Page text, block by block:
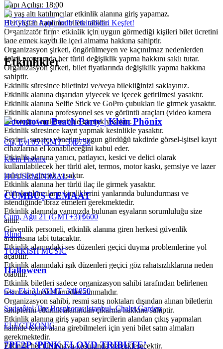
Kapı Açılışı: 18:00
16 yaş altı katılımcılar etkinlik alanına giriş yapamaz.
Her yaştan katılımcı bilete tabidir.
Organizatör firma etkinlik için uygun görmediği kişileri bilet ücretini
iade etmek kaydı ile içeri almama hakkına sahiptir.
Organizasyon şirketi, öngörülmeyen ve kaçınılmaz nedenlerden
ötürü programda her türlü değişiklik yapma hakkını saklı tutar.
Organizasyon şirketi, bilet fiyatlarında değişiklik yapma hakkına
sahiptir.
Etkinlik süresince biletinizi ve/veya bilekliğinizi saklayınız.
Etkinlik alanına dışarıdan yiyecek ve içecek getirilmesi yasaktır.
Etkinlik alanına Selfie Stick ve GoPro çubukları ile girmek yasaktır.
Etkinlik alanına profesyonel ses ve görüntü araçları (video kamera
ve fotoğraf makinesi) ile girmek yasaktır.
Etkinlik süresince kayıt yapmak kesinlikle yasaktır.
Seyirci, sanatçı yönetimi uygun gördüğü takdirde görsel-işitsel kayıt
cihazlarına el konabileceğini kabul eder.
Etkinlik alanına yanıcı, patlayıcı, kesici ve delici olarak
kullanılabilecek her türlü alet, termos, motor kaskı, şemsiye ve lazer
imleci ile girmek yasaktır.
Etkinlik alanına her türlü ilaç ile girmek yasaktır.
Tüm katılımcıların kimliklerini yanlarında bulundurması ve
istendiğinde ibraz etmeleri gerekmektedir.
Etkinlik alanında yanınızda bulunan eşyaların sorumluluğu size
aittir.
Güvenlik personeli, etkinlik alanına giren herkesi güvenlik
aramasına tabi tutacaktır.
Etkinlik alanındaki ses düzenleri geçici duyma problemlerine yol
açabilir.
Etkinlik alanındaki ışık düzenleri geçici göz rahatsızlıklarına neden
olabilir.
Etkinlik biletleri sadece organizasyon sahibi tarafından belirlenen
resmi satış noktalarından alınmalıdır.
Organizasyon sahibi, resmi satış noktaları dışından alınan biletlerin
sahiplerini etkinlik alanından çıkarma hakkına sahiptir.
Etkinlik alanına giriş yapan seyircilerin alandan çıkış yapmaları
halinde tekrar alana girebilmeleri için yeni bilet satın almaları
gerekmektedir.
Etkinlik her türlü hava koşulunda gerçekleşecektir.
BUGECE App'i İndir Etkinlikleri Keşfet!
Etkinlikler
Downtown Beach Party | Klein Phönix
Cts, Eyl 05 (GMT+3)|₺750
Klein Phönix
HOUSEMINIMAL+1
CÜMBÜŞ CEMAAT
Cum, Ağu 21 (GMT+3)|₺600
Blind
TURKISH MUSIC
Halloween
Cts, Eki 31 (GMT+3)|₺850
Swissôtel The Bosphorus Istanbul- Chalet Garden
ELECTRONIC
7PF2P ‘PINK FLOYD TRIBUTE’